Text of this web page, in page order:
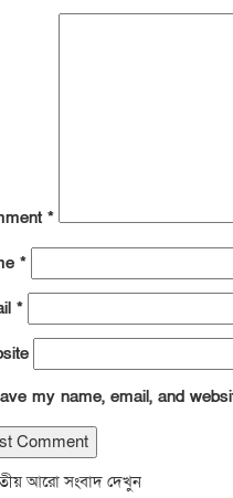
*
*
*
my name, email, and
আরো সংবাদ দেখুন